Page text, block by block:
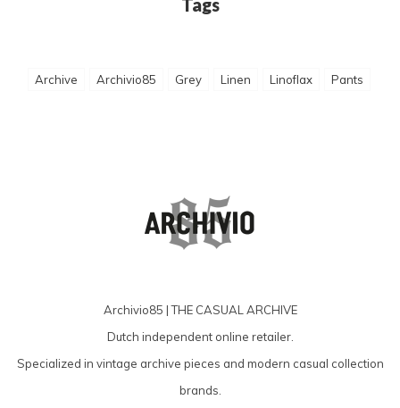
Tags
Archive Archivio85 Grey Linen Linoflax Pants
Archivio85 | THE CASUAL ARCHIVE
Dutch independent online retailer.
Specialized in vintage archive pieces and modern casual collection
brands.